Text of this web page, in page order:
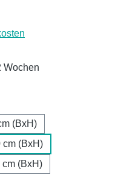
Wochen
(BxH)
cm (BxH)
cm (BxH)